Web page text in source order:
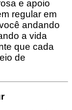
e apoio
regular em
andando
a vida
que cada
de